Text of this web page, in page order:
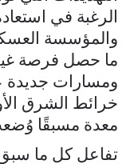
الرغبة في
والمؤسسة
ما حصل فرصة
ومسارات جديدة
خرائط الشرق
معدة مسبقًا
تفاعل كل ما